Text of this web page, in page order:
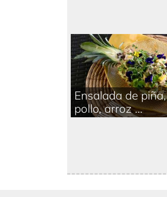
Ensalada de piña,
pollo, arroz ...